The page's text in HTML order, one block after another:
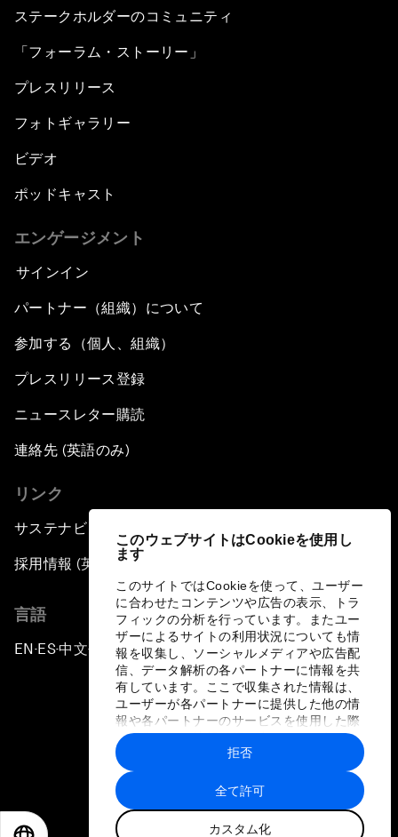
このウェブサイトはCookieを使用し
ます
このサイトではCookieを使って、ユーザー
に合わせたコンテンツや広告の表示、トラ
フィックの分析を行っています。またユー
ザーによるサイトの利用状況についても情
報を収集し、ソーシャルメディアや広告配
信、データ解析の各パートナーに情報を共
有しています。ここで収集された情報は、
ユーザーが各パートナーに提供した他の情
報や各パートナーのサービスを使用した際
に収集された情報と組み合わされ、各パー
トナーによって使用されることがありま
す。
全て許可
カスタム化
拒否
ステークホルダーのコミュニティ
「フォーラム・ストーリー」
プレスリリース
フォトギャラリー
ビデオ
ポッドキャスト
エンゲージメント
サインイン
パートナー（組織）について
参加する（個人、組織）
プレスリリース登録
ニュースレター購読
連絡先 (英語のみ)
リンク
サステナビリティへの取り組み
採用情報 (英語のみ)
言語
EN ▪ES▪中文▪ 日本語
プライバシーポリシーと利用規約
サイトマップ